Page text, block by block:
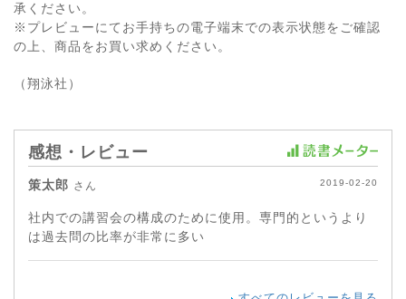
承ください。
※プレビューにてお手持ちの電子端末での表示状態をご確認
の上、商品をお買い求めください。
（翔泳社）
感想・レビュー
策太郎 さん 2019-02-20
社内での講習会の構成のために使用。専門的というより
は過去問の比率が非常に多い